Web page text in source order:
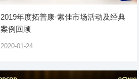
2019年度拓普康·索佳市场活动及经典
案例回顾
2020-01-24